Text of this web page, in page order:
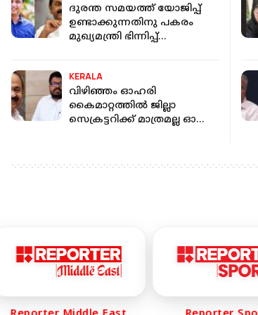
ദുരന്ത സമയത്ത് യോജിപ്പ്
ഉണ്ടാക്കുന്നതിനു പകരം
മുഖ്യമന്ത്രി ഭിന്നിപ്പ്
KERALA
വിഴിഞ്ഞം ഓഹരി
കൈമാറ്റത്തില്‍ ജില്ലാ
സെക്രട്ടറിക്ക് മാത്രമല്ല ഓരോ